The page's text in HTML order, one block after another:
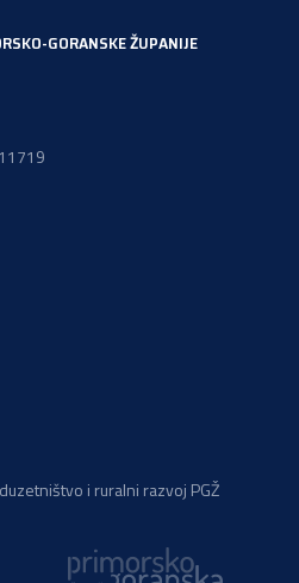
GORANSKE ŽUPANIJE
i ruralni razvoj PGŽ